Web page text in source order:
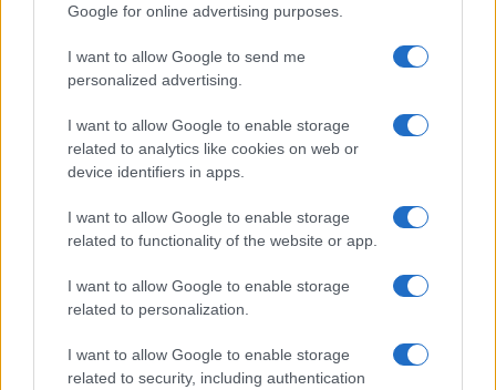
Google for online advertising purposes.
I want to allow Google to send me
personalized advertising.
I want to allow Google to enable storage
related to analytics like cookies on web or
device identifiers in apps.
I want to allow Google to enable storage
related to functionality of the website or app.
I want to allow Google to enable storage
related to personalization.
I want to allow Google to enable storage
related to security, including authentication
Possibili effetti collaterali e
considerazioni finali
Il kefir è generalmente ben tollerato, ma è possibile
che nelle prime fasi di assunzione si verifichino lievi
effetti collaterali come gonfiore, gas o un aumento
della frequenza delle evacuazioni. Questi sintomi
tendono a scomparire dopo pochi giorni. È
importante prestare attenzione, in particolare, se si